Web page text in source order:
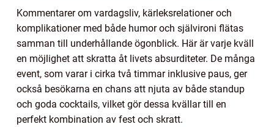
Kommentarer om vardagsliv, kärleksrelationer och
komplikationer med både humor och självironi flätas
samman till underhållande ögonblick. Här är varje kväll
en möjlighet att skratta åt livets absurditeter. De många
event, som varar i cirka två timmar inklusive paus, ger
också besökarna en chans att njuta av både standup
och goda cocktails, vilket gör dessa kvällar till en
perfekt kombination av fest och skratt.